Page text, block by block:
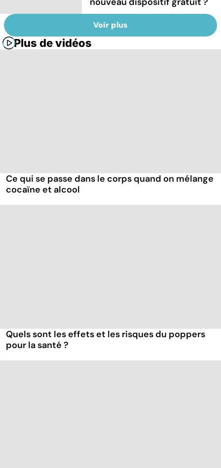
Voir plus
Plus de vidéos
Ce qui se passe dans le corps quand on mélange
cocaïne et alcool
Quels sont les effets et les risques du poppers
pour la santé ?